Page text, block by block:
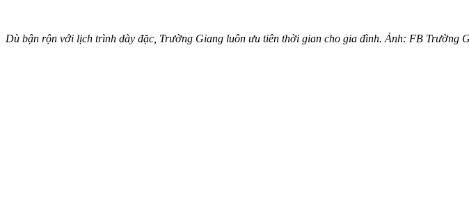
Dù bận rộn với lịch trình dày đặc, Trường Giang luôn ưu tiên thời gian cho gia đình. Ảnh: FB Trường